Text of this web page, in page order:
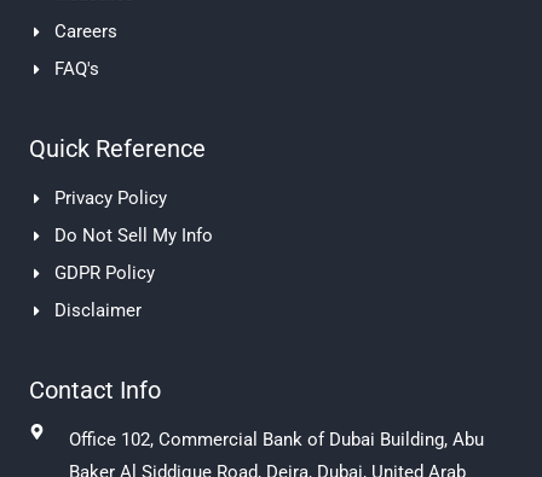
Careers
FAQ's
Quick Reference
Privacy Policy
Do Not Sell My Info
GDPR Policy
Disclaimer
Contact Info
Office 102, Commercial Bank of Dubai Building, Abu
Baker Al Siddique Road, Deira, Dubai, United Arab